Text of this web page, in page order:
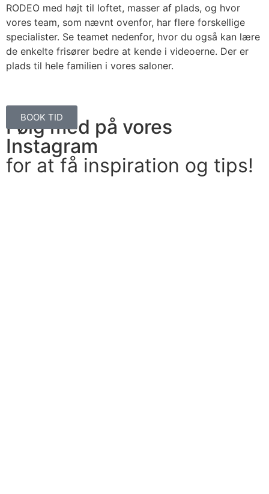
RODEO med højt til loftet, masser af plads, og hvor
vores team, som nævnt ovenfor, har flere forskellige
specialister. Se teamet nedenfor, hvor du også kan lære
de enkelte frisører bedre at kende i videoerne. Der er
plads til hele familien i vores saloner.
BOOK TID
Følg med på vores
Instagram
for at få inspiration og tips!